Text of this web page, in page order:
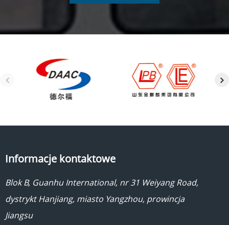
Informacje kontaktowe
Blok B, Guanhu International, nr 31 Weiyang Road,
dystrykt Hanjiang, miasto Yangzhou, prowincja
Jiangsu